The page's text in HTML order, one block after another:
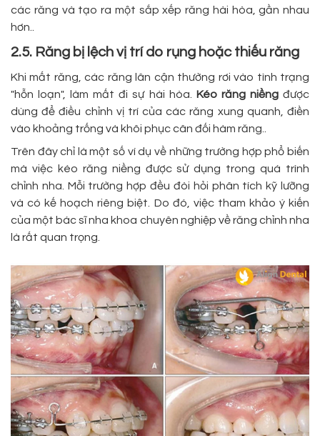
các răng và tạo ra một sắp xếp răng hài hòa, gần nhau
hơn..
2.5. Răng bị lệch vị trí do rụng hoặc thiếu răng
Khi mất răng, các răng lân cận thường rơi vào tình trạng
"hỗn loạn", làm mất đi sự hài hòa. Kéo răng niềngđược
dùng để điều chỉnh vị trí của các răng xung quanh, điền
vào khoảng trống và khôi phục cân đối hàm răng..
Trên đây chỉ là một số ví dụ về những trường hợp phổ biến
mà việc kéo răng niềng được sử dụng trong quá trình
chỉnh nha. Mỗi trường hợp đều đòi hỏi phân tích kỹ lưỡng
và có kế hoạch riêng biệt. Do đó, việc tham khảo ý kiến
của một bác sĩ nha khoa chuyên nghiệp về răng chỉnh nha
là rất quan trọng.